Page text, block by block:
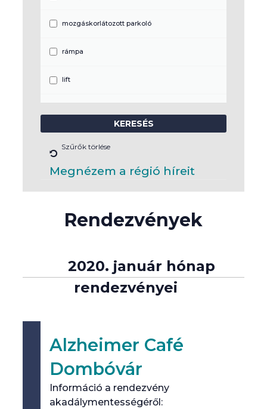
mozgáskorlátozott parkoló
rámpa
lift
audionarráció
adó-vevő készülék biztosítása
Braille-írás
jelnyelvi tolmácsolás
feliratozás
Szűrők törlése
Megnézem a régió híreit
Rendezvények
navigáció
2020. január hónap
rendezvényei
Alzheimer Café
Dombóvár
Információ a rendezvény
akadálymentességéről: